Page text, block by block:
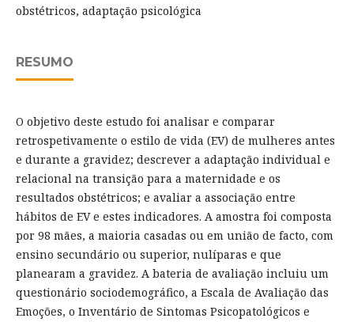
obstétricos, adaptação psicológica
RESUMO
O objetivo deste estudo foi analisar e comparar
retrospetivamente o estilo de vida (EV) de mulheres antes
e durante a gravidez; descrever a adaptação individual e
relacional na transição para a maternidade e os
resultados obstétricos; e avaliar a associação entre
hábitos de EV e estes indicadores. A amostra foi composta
por 98 mães, a maioria casadas ou em união de facto, com
ensino secundário ou superior, nulíparas e que
planearam a gravidez. A bateria de avaliação incluiu um
questionário sociodemográfico, a Escala de Avaliação das
Emoções, o Inventário de Sintomas Psicopatológicos e